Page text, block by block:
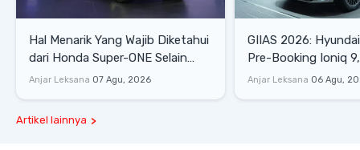
Hal Menarik Yang Wajib Diketahui
dari Honda Super-ONE Selain
Harga
Anjar Leksana 07 Agu, 2026
GIIAS 2026:
Pre-Booking Ioniq
Rp1,49 Miliar
Anjar Leksana 06 Agu,
Artikel lainnya